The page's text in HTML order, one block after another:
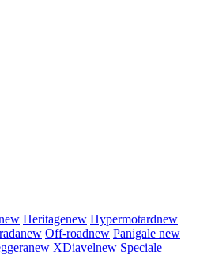
Heritagenew Hypermotardnew
new Off-roadnew Panigale new
new XDiavelnew Speciale